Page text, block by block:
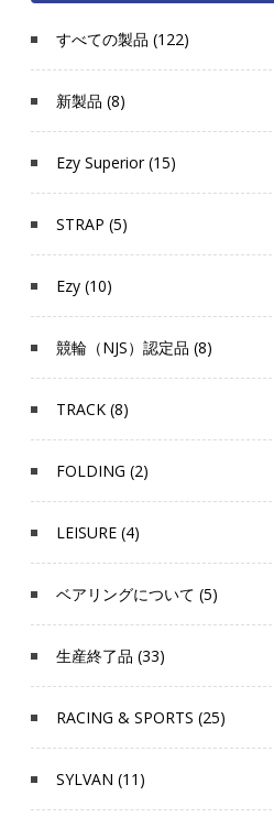
すべての製品 (122)
新製品 (8)
Ezy Superior (15)
STRAP (5)
Ezy (10)
競輪（NJS）認定品 (8)
TRACK (8)
FOLDING (2)
LEISURE (4)
ベアリングについて (5)
生産終了品 (33)
RACING & SPORTS (25)
SYLVAN (11)